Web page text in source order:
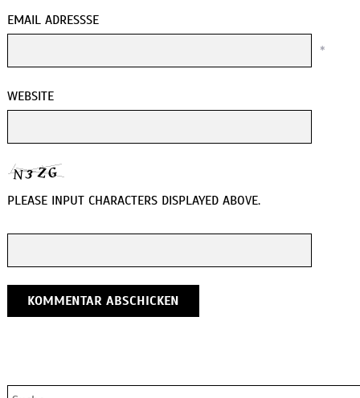
EMAIL ADRESSSE
*
WEBSITE
PLEASE INPUT CHARACTERS DISPLAYED ABOVE.